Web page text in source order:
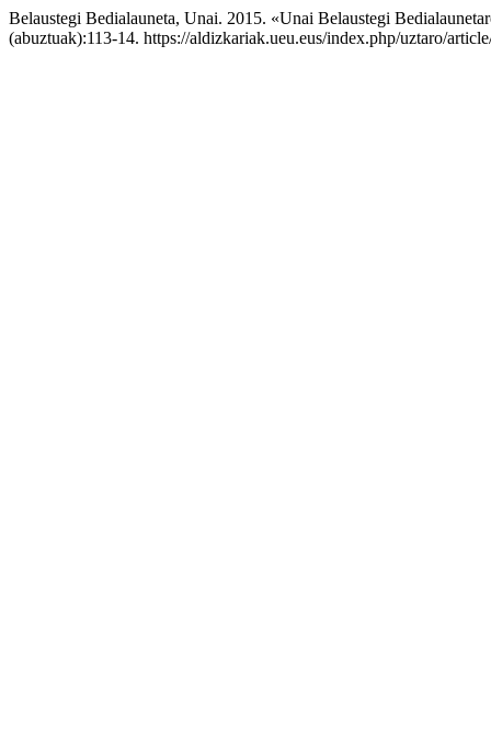
Belaustegi Bedialauneta, Unai. 2015. «Unai Belaustegi
(abuztuak):113-14. https://aldizkariak.ueu.eus/index.php/uztaro/